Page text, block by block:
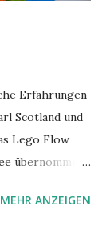
Erfahrungen
Scotland und
Lego Flow
übernommen,
Ubongo-
MEHR ANZEIGEN